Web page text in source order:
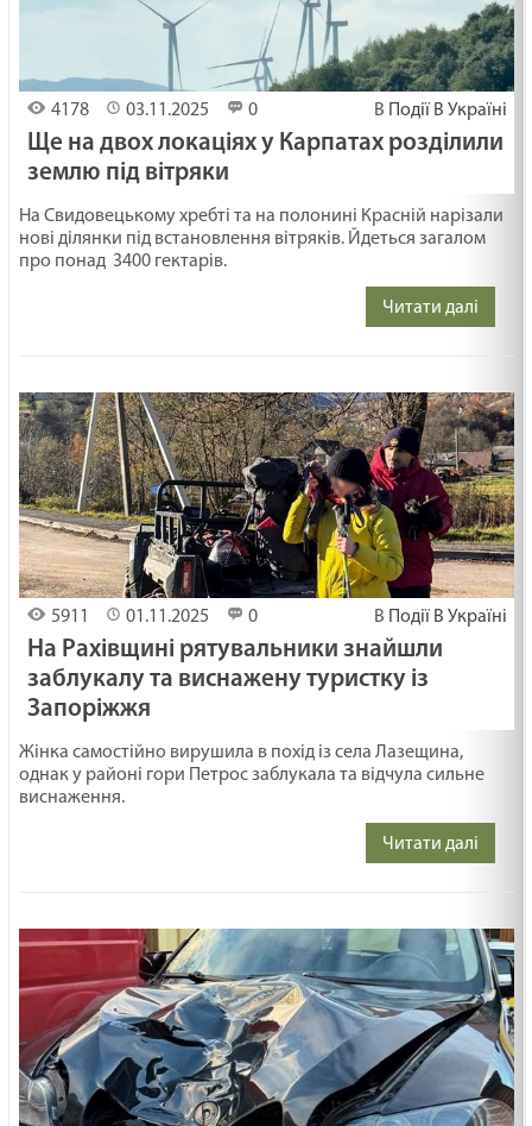
4178 03.11.2025 0 В Події В Україні
Ще на двох локаціях у Карпатах розділили
землю під вітряки
На Свидовецькому хребті та на полонині Красній нарізали
нові ділянки під встановлення вітряків. Йдеться загалом
про понад 3400 гектарів.
Читати далі
5911 01.11.2025 0 В Події В Україні
На Рахівщині рятувальники знайшли
заблукалу та виснажену туристку із
Запоріжжя
Жінка самостійно вирушила в похід із села Лазещина,
однак у районі гори Петрос заблукала та відчула сильне
виснаження.
Читати далі